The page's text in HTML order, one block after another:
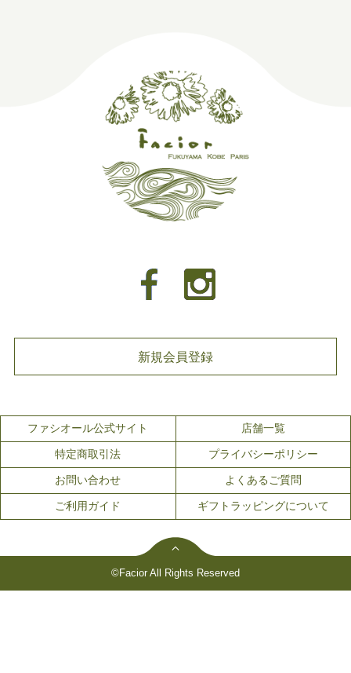
新規会員登録
ファシオール公式サイト 店舗一覧
特定商取引法 プライバシーポリシー
お問い合わせ よくあるご質問
ご利用ガイド ギフトラッピングについて
©Facior All Rights Reserved